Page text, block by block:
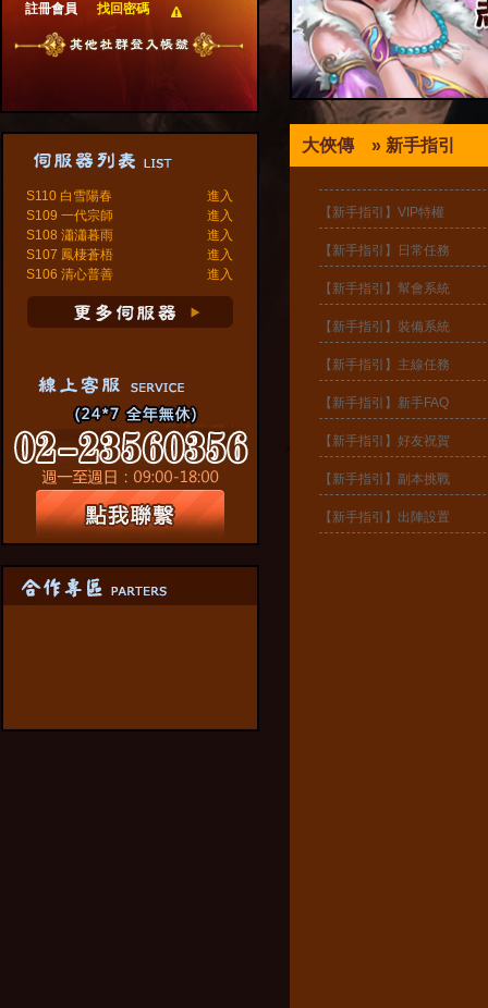
註冊會員 找回密碼
進入
S110 白雪陽春
進入
S109 一代宗師
進入
S108 瀟瀟暮雨
進入
S107 鳳棲蒼梧
進入
S106 清心普善
大俠傳 » 新手指引
【新手指引】VIP特權
【新手指引】日常任務
【新手指引】幫會系統
【新手指引】裝備系統
【新手指引】主線任務
【新手指引】新手FAQ
【新手指引】好友祝賀
【新手指引】副本挑戰
【新手指引】出陣設置